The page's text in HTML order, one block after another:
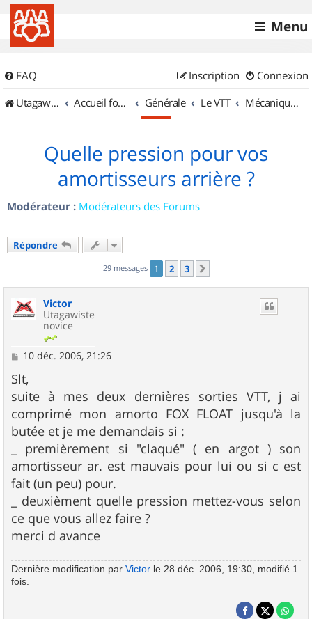
Menu
FAQ Connexion
Inscription
UtagawaVTT (Randos VTT et VTTAE avec traces GPS)
Accueil forum Générale Le VTT Mécanique et Entretiens
Quelle pression pour vos
amortisseurs arrière ?
Modérateur : Modérateurs des Forums
Répondre
29 messages 1 2 3
Victor
Utagawiste
novice
M
s
s
a
g
e
10 déc. 2006, 21:26
Slt,
suite à mes deux dernières sorties VTT, j ai
comprimé mon amorto FOX FLOAT jusqu'à la
butée et je me demandais si :
_ premièrement si "claqué" ( en argot ) son
amortisseur ar. est mauvais pour lui ou si c est
fait (un peu) pour.
_ deuxièment quelle pression mettez-vous selon
ce que vous allez faire ?
merci d avance
Dernière modification par Victor le 28 déc. 2006, 19:30, modifié 1
fois.